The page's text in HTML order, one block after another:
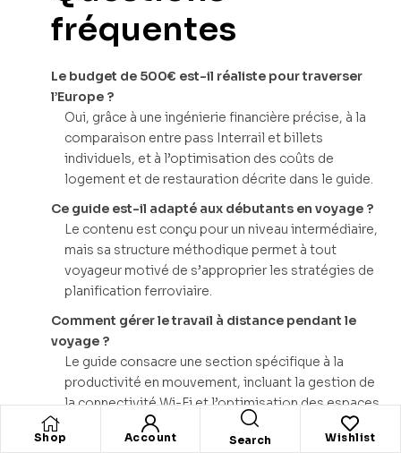
fréquentes
Le budget de 500€ est-il réaliste pour traverser
l’Europe ?
Oui, grâce à une ingénierie financière précise, à la
comparaison entre pass Interrail et billets
individuels, et à l’optimisation des coûts de
logement et de restauration décrite dans le guide.
Ce guide est-il adapté aux débutants en voyage ?
Le contenu est conçu pour un niveau intermédiaire,
mais sa structure méthodique permet à tout
voyageur motivé de s’approprier les stratégies de
planification ferroviaire.
Comment gérer le travail à distance pendant le
voyage ?
Le guide consacre une section spécifique à la
productivité en mouvement, incluant la gestion de
la connectivité Wi-Fi et l’optimisation des espaces
de travail ferroviaires.
Shop Account Search Wishlist